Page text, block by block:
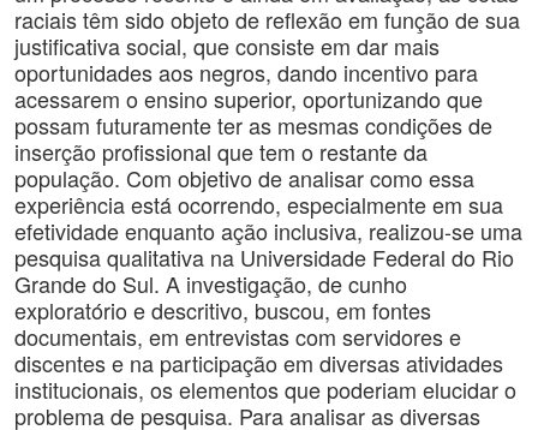
raciais têm sido objeto de reflexão em função de sua
justificativa social, que consiste em dar mais
oportunidades aos negros, dando incentivo para
acessarem o ensino superior, oportunizando que
possam futuramente ter as mesmas condições de
inserção profissional que tem o restante da
população. Com objetivo de analisar como essa
experiência está ocorrendo, especialmente em sua
efetividade enquanto ação inclusiva, realizou-se uma
pesquisa qualitativa na Universidade Federal do Rio
Grande do Sul. A investigação, de cunho
exploratório e descritivo, buscou, em fontes
documentais, em entrevistas com servidores e
discentes e na participação em diversas atividades
institucionais, os elementos que poderiam elucidar o
problema de pesquisa. Para analisar as diversas